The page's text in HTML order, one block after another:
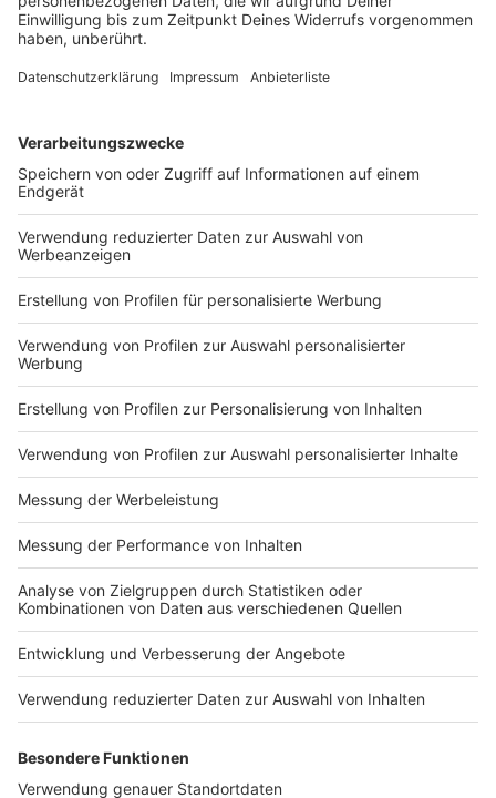
Verhandlungen über die Straße von Hormus praktisch
einig sein. Dennoch spielt Teheran auf Zeit und
Vorleistungen.
DEINE GEMERKTEN ARTIKEL
Du hast dir noch keine Artikel gemerkt
Markiere sie hierfür mit einem
Impressum
Nutzungsbedingungen
Jobs
Presse
Werben
Archiv
Kontakt
Studio-Hotline
Verkehrs-Hotline
Newsletter